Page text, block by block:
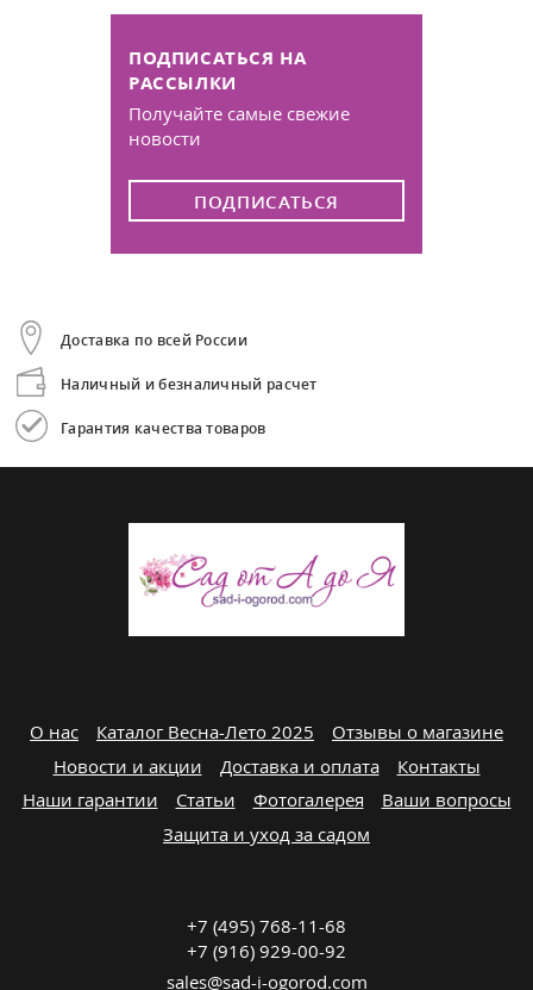
ПОДПИСАТЬСЯ НА
РАССЫЛКИ
Получайте самые свежие
новости
ПОДПИСАТЬСЯ
Доставка по всей России
Наличный и безналичный расчет
Гарантия качества товаров
О нас Каталог Весна-Лето 2025
Отзывы о магазине
Новости и акции
Доставка и оплата
Контакты
Наши гарантии
Статьи Фотогалерея
Ваши вопросы
Защита и уход за садом
+7 (495) 768-11-68
+7 (916) 929-00-92
sales@sad-i-ogorod.com